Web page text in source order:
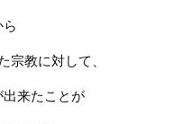
宗教に対して、
来たことが